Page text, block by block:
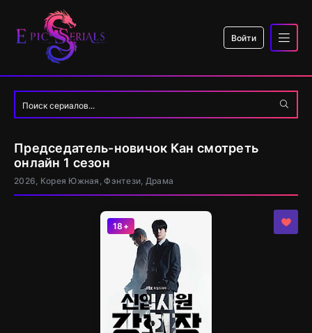
Войти
Председатель-новичок Кан смотреть
онлайн 1 сезон
2026, Корея Южная, Фэнтези, Драма
18+